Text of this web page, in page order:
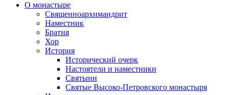
О монастыре
Священноархимандрит
Наместник
Братия
Хор
История
Исторический очерк
Настоятели и наместники
Святыни
Святые Высоко-Петровского монастыря